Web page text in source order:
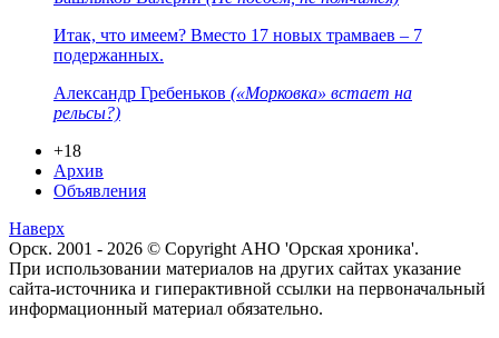
Итак, что имеем? Вместо 17 новых трамваев – 7
подержанных.
Александр Гребеньков («Морковка» встает на
рельсы?)
+18
Архив
Объявления
Наверх
Орск. 2001 - 2026 © Copyright АНО 'Орская хроника'.
При использовании материалов на других сайтах указание
сайта-источника и гиперактивной ссылки на первоначальный
информационный материал обязательно.